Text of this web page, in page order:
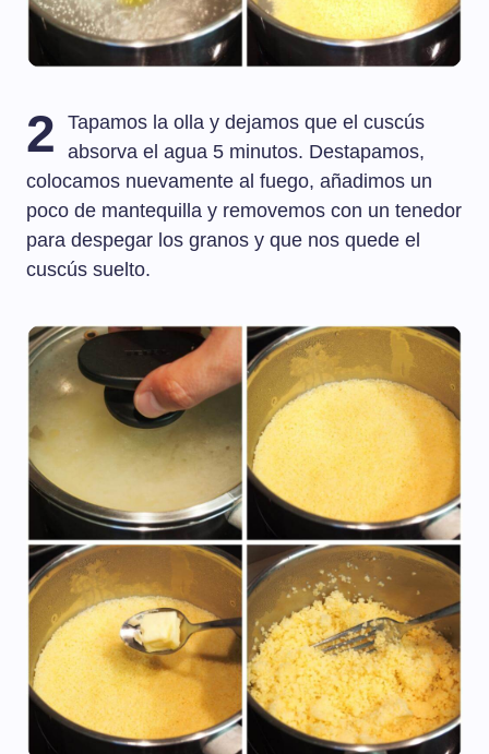
2
Tapamos la olla y dejamos que el cuscús
absorva el agua 5 minutos. Destapamos,
colocamos nuevamente al fuego, añadimos un
poco de mantequilla y removemos con un tenedor
para despegar los granos y que nos quede el
cuscús suelto.